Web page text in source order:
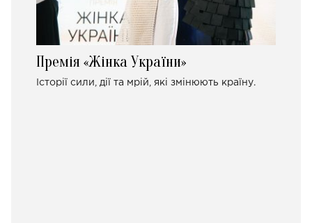
Премія «Жінка України»
Історії сили, дії та мрій, які змінюють країну.